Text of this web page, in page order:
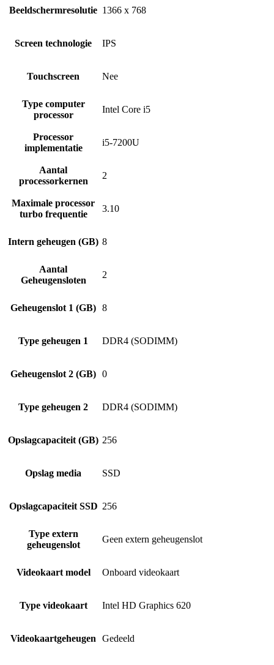
Beeldschermresolutie 1366 x 768
Screen technologie IPS
Touchscreen Nee
Type computer
processor
Intel Core i5
Processor
implementatie
i5-7200U
Aantal
processorkernen
2
Maximale processor
turbo frequentie
3.10
Intern geheugen (GB) 8
Aantal
Geheugensloten
2
Geheugenslot 1 (GB) 8
Type geheugen 1 DDR4 (SODIMM)
Geheugenslot 2 (GB) 0
Type geheugen 2 DDR4 (SODIMM)
Opslagcapaciteit (GB) 256
Opslag media SSD
Opslagcapaciteit SSD 256
Type extern
geheugenslot
Geen extern geheugenslot
Videokaart model Onboard videokaart
Type videokaart Intel HD Graphics 620
Videokaartgeheugen Gedeeld